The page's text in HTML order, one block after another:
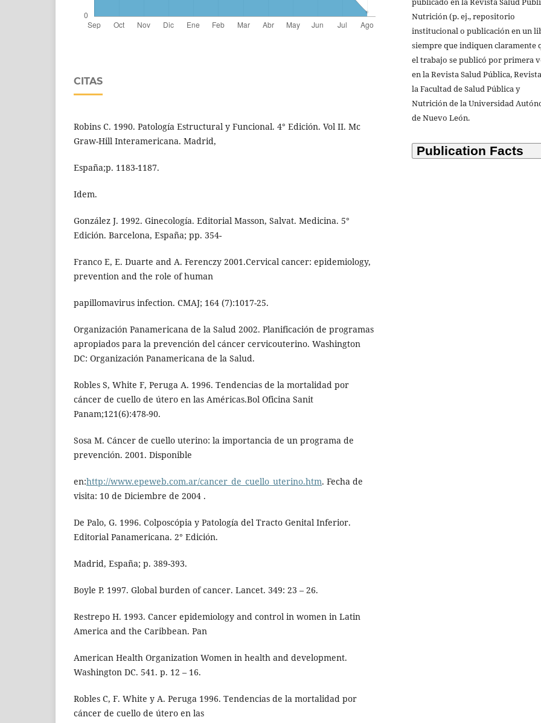
CITAS
Robins C. 1990. Patología Estructural y Funcional. 4° Edición. Vol II. Mc
Graw-Hill Interamericana. Madrid,
España;p. 1183-1187.
Idem.
González J. 1992. Ginecología. Editorial Masson, Salvat. Medicina. 5°
Edición. Barcelona, España; pp. 354-
Franco E, E. Duarte and A. Ferenczy 2001.Cervical cancer: epidemiology,
prevention and the role of human
papillomavirus infection. CMAJ; 164 (7):1017-25.
Organización Panamericana de la Salud 2002. Planificación de programas
apropiados para la prevención del cáncer cervicouterino. Washington
DC: Organización Panamericana de la Salud.
Robles S, White F, Peruga A. 1996. Tendencias de la mortalidad por
cáncer de cuello de útero en las Américas.Bol Oficina Sanit
Panam;121(6):478-90.
Sosa M. Cáncer de cuello uterino: la importancia de un programa de
prevención. 2001. Disponible
en:http://www.epeweb.com.ar/cancer_de_cuello_uterino.htm. Fecha de
visita: 10 de Diciembre de 2004 .
De Palo, G. 1996. Colposcópia y Patología del Tracto Genital Inferior.
Editorial Panamericana. 2° Edición.
Madrid, España; p. 389-393.
Boyle P. 1997. Global burden of cancer. Lancet. 349: 23 – 26.
Restrepo H. 1993. Cancer epidemiology and control in women in Latin
America and the Caribbean. Pan
American Health Organization Women in health and development.
Washington DC. 541. p. 12 – 16.
Robles C, F. White y A. Peruga 1996. Tendencias de la mortalidad por
cáncer de cuello de útero en las
Nutrición (p. ej., repositorio
institucional o publicación en un
siempre que indiquen claramente
el trabajo se publicó por primera
en la Revista Salud Pública,
la Facultad de Salud Pública y
Nutrición de la Universidad
de Nuevo León.